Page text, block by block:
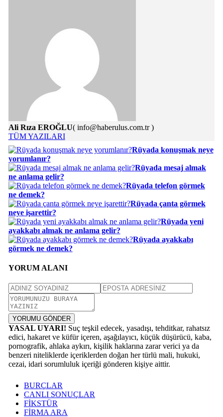
Ali Rıza EROĞLU( info@haberulus.com.tr )
TÜM YAZILARI
Rüyada konuşmak neye
yorumlanır?
Rüyada mesaj almak
ne anlama gelir?
Rüyada telefon görmek
ne demek?
Rüyada çanta görmek
neye işarettir?
Rüyada yeni
ayakkabı almak ne anlama gelir?
Rüyada ayakkabı
görmek ne demek?
YORUM ALANI
YORUMU GÖNDER
YASAL UYARI! Suç teşkil edecek, yasadışı, tehditkar, rahatsız
edici, hakaret ve küfür içeren, aşağılayıcı, küçük düşürücü, kaba,
pornografik, ahlaka aykırı, kişilik haklarına zarar verici ya da
benzeri niteliklerde içeriklerden doğan her türlü mali, hukuki,
cezai, idari sorumluluk içeriği gönderen kişiye aittir.
BURÇLAR
CANLI SONUÇLAR
FİKSTÜR
FİRMA ARA